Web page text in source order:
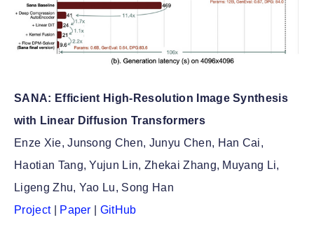
SANA: Efficient High-Resolution Image Synthesis
with Linear Diffusion Transformers
Enze Xie, Junsong Chen, Junyu Chen, Han Cai,
Haotian Tang, Yujun Lin, Zhekai Zhang, Muyang Li,
Ligeng Zhu, Yao Lu, Song Han
Project| Paper GitHub